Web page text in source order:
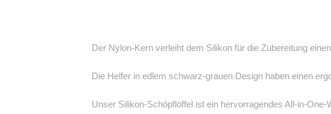
Der Nylon-Kern verleiht dem Silikon für die Zubereitung
Die Helfer in edlem schwarz-grauen Design haben einen
Unser Silikon-Schöpflöffel ist ein hervorragendes All-in-